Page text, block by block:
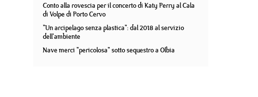
Conto alla rovescia per il concerto di Katy Perry al Cala
di Volpe di Porto Cervo
"Un arcipelago senza plastica": dal 2018 al servizio
dell'ambiente
Nave merci "pericolosa" sotto sequestro a Olbia